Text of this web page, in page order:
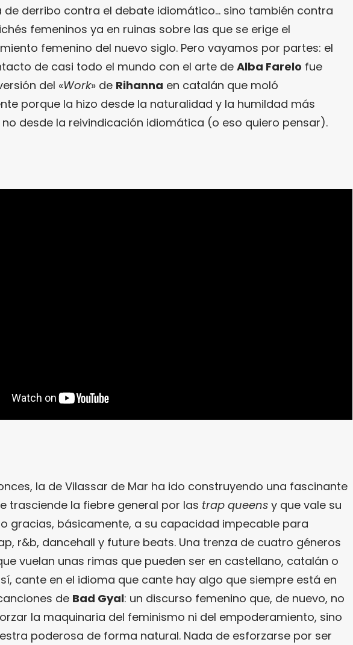
de derribo contra el debate idiomático… sino también contra
femeninos ya en ruinas sobre las que se erige el
femenino del nuevo siglo. Pero vayamos por partes: el
de casi todo el mundo con el arte de Alba Farelo fue
del «Work» de Rihanna en catalán que moló
porque la hizo desde la naturalidad y la humildad más
desde la reivindicación idiomática (o eso quiero pensar).
la de Vilassar de Mar ha ido construyendo una fascinante
trasciende la fiebre general por las trap queens y que vale su
gracias, básicamente, a su capacidad impecable para
r&b, dancehall y future beats. Una trenza de cuatro géneros
vuelan unas rimas que pueden ser en castellano, catalán o
sí, cante en el idioma que cante hay algo que siempre está en
de Bad Gyal: un discurso femenino que, de nuevo, no
la maquinaria del feminismo ni del empoderamiento, sino
poderosa de forma natural. Nada de esforzarse por ser